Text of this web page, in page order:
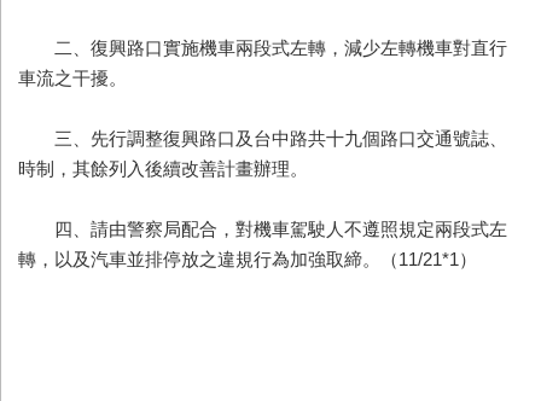
二、復興路口實施機車兩段式左轉，減少左轉機車對直行
車流之干擾。
三、先行調整復興路口及台中路共十九個路口交通號誌、
時制，其餘列入後續改善計畫辦理。
四、請由警察局配合，對機車駕駛人不遵照規定兩段式左
轉，以及汽車並排停放之違規行為加強取締。（11/21*1）